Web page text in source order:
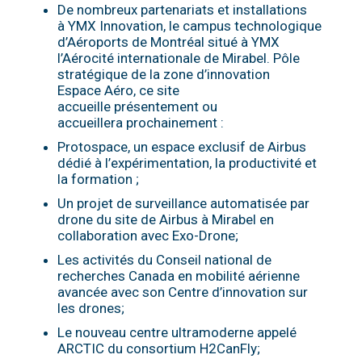
De nombreux partenariats et installations
à YMX Innovation, le campus technologique
d’Aéroports de Montréal situé à YMX
l’Aérocité internationale de Mirabel. Pôle
stratégique de la zone d’innovation
Espace Aéro, ce site
accueille présentement ou
accueillera prochainement :
Protospace, un espace exclusif de Airbus
dédié à l’expérimentation, la productivité et
la formation ;
Un projet de surveillance automatisée par
drone du site de Airbus à Mirabel en
collaboration avec Exo-Drone;
Les activités du Conseil national de
recherches Canada en mobilité aérienne
avancée avec son Centre d’innovation sur
les drones;
Le nouveau centre ultramoderne appelé
ARCTIC du consortium H2CanFly;